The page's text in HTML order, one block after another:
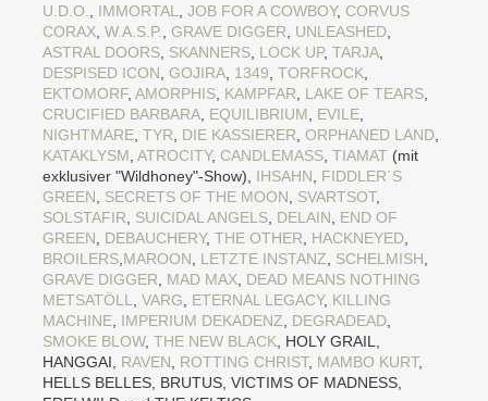
U.D.O.
IMMORTAL JOB FOR A COWBOY, CORVUS
CORAX W.A.S.P. GRAVE DIGGER UNLEASHED
ASTRAL DOORS SKANNERS LOCK UP, TARJA
DESPISED ICON GOJIRA 1349 TORFROCK
EKTOMORF, AMORPHIS KAMPFAR LAKE OF TEARS
CRUCIFIED BARBARA EQUILIBRIUM EVILE
NIGHTMARE TYR DIE KASSIERER ORPHANED LAND
KATAKLYSM ATROCITY, CANDLEMASS TIAMAT (mit
exklusiver "Wildhoney"-Show), IHSAHN
FIDDLER´S
GREEN
SECRETS OF THE MOON SVARTSOT,
SOLSTAFIR
SUICIDAL ANGELS DELAIN
END OF
GREEN
DEBAUCHERY, THE OTHER HACKNEYED
BROILERS MAROON LETZTE INSTANZ SCHELMISH
GRAVE DIGGER
MAD MAX DEAD MEANS NOTHING
METSATÖLL
VARG ETERNAL LEGACY, KILLING
MACHINE IMPERIUM DEKADENZ DEGRADEAD
SMOKE BLOW, THE NEW BLACK , HOLY GRAIL,
HANGGAI, RAVEN ROTTING CHRIST, MAMBO KURT,
HELLS BELLES, BRUTUS, VICTIMS OF MADNESS,